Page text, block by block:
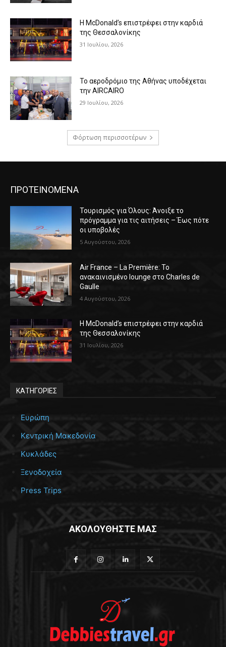
Η McDonald’s επιστρέφει στην καρδιά
της Θεσσαλονίκης
31 Ιουλίου, 2026
Το αεροδρόμιο της Αθήνας υποδέχεται
την AIRCAIRO
29 Ιουλίου, 2026
Φόρτωση περισσοτέρων
ΠΡΟΤΕΙΝΟΜΕΝΑ
Τουρισμός για Όλους: Άνοιξε το
πρόγραμμα για τις αιτήσεις – Έως πότε
οι υποβολές
5 Αυγούστου, 2026
Air France – La Première: Το
ανακαινισμένο lounge στο Charles de
Gaulle
4 Αυγούστου, 2026
Η McDonald’s επιστρέφει στην καρδιά
της Θεσσαλονίκης
31 Ιουλίου, 2026
ΚΑΤΗΓΟΡΙΕΣ
Ευρώπη
Κεντρική Μακεδονία
Κυκλάδες
Ξενοδοχεία
Press Trips
ΑΚΟΛΟΥΘΗΣΤΕ ΜΑΣ